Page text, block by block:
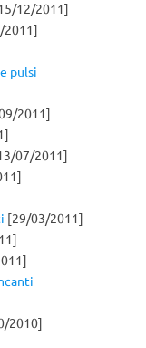
12/2011]
2011]
pulsi
2011]
07/2011]
[29/03/2011]
2010]